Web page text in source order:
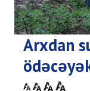
Arxdan